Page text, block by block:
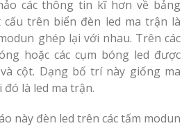
các thông tin kĩ hơn về bảng
cấu trên biển đèn led ma trận là
ghép lại với nhau. Trên các
hoặc các cụm bóng led được
cột. Dạng bố trí này giống ma
là led ma trận.
này đèn led trên các tấm modun